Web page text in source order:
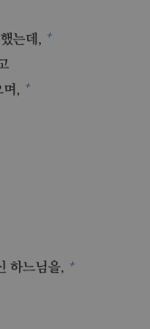
는데, +
며, +
하느님을, +